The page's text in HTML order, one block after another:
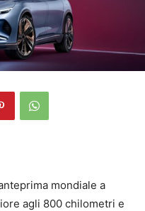
mondiale a
agli 800 chilometri e